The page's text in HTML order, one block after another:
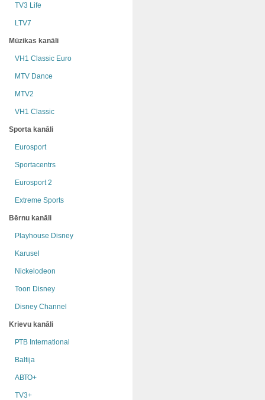
TV3 Life
LTV7
Mūzikas kanāli
VH1 Classic Euro
MTV Dance
MTV2
VH1 Classic
Sporta kanāli
Eurosport
Sportacentrs
Eurosport 2
Extreme Sports
Bērnu kanāli
Playhouse Disney
Karusel
Nickelodeon
Toon Disney
Disney Channel
Krievu kanāli
РТB International
Baltija
АВТО+
TV3+